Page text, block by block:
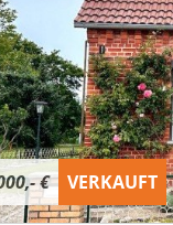
€ VERKAUFT